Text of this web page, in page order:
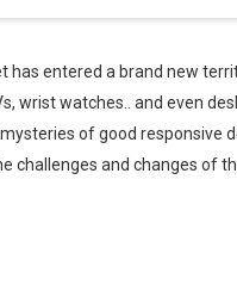
entered a brand new
wrist watches.. and even
of good responsive
and changes of